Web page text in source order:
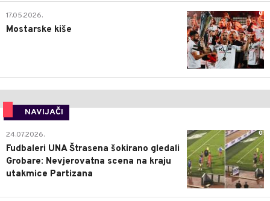
0
17.05.2026.
Mostarske kiše
NAVIJAČI
0
24.07.2026.
Fudbaleri UNA Štrasena šokirano gledali
Grobare: Nevjerovatna scena na kraju
utakmice Partizana